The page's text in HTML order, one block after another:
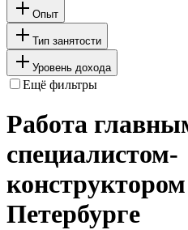
Опыт
Тип занятости
Уровень дохода
Ещё фильтры
Работа
специалистом-
Петербурге